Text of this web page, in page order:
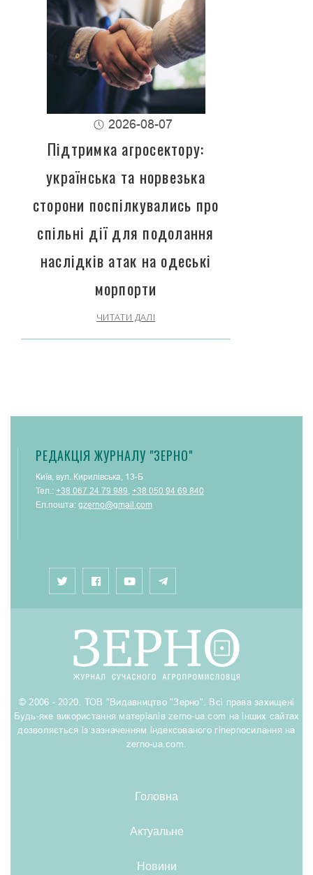
2026-08-07
Підтримка агросектору:
українська та норвезька
сторони поспілкувались про
спільні дії для подолання
наслідків атак на одеські
морпорти
ЧИТАТИ ДАЛІ
РЕДАКЦІЯ ЖУРНАЛУ "ЗЕРНО"
Київ, вул. Кирилівська, 13-Б
Тел.: +38 067 24 79 989, +38 050 94 69 840
Ел.пошта: gzerno@gmail.com
© 2006 - 2020. ТОВ "Видавництво "Зерно". Всі права захищені
Будь-яке використання матеріалів zerno-ua.com на інших сайтах
дозволяється із зазначенням індексованого гіперпосилання на
zerno-ua.com.
Головна
Актуальне
Новини